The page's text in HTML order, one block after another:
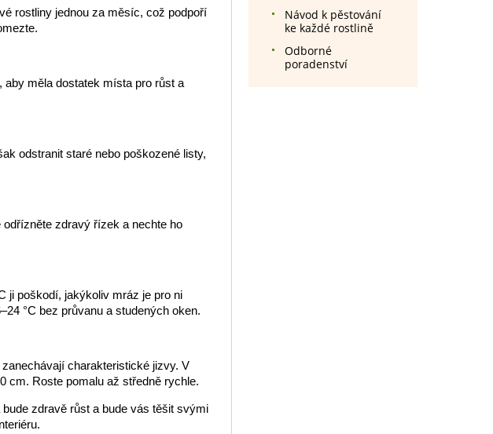
rostliny jednou za měsíc, což podpoří
měla dostatek místa pro růst a
odstranit staré nebo poškozené listy,
zdravý řízek a nechte ho
ji poškodí, jakýkoliv mráz je pro ni
°C bez průvanu a studených oken.
charakteristické jizvy. V
cm. Roste pomalu až středně rychle.
zdravě růst a bude vás těšit svými
Návod k pěstování
ke každé rostlině
Odborné
poradenství